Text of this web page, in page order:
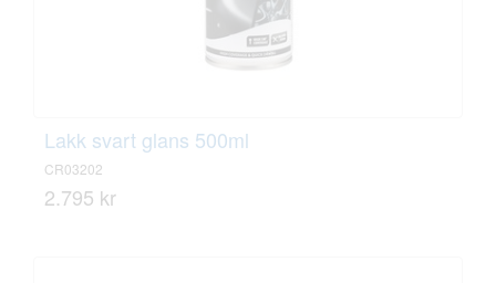
Lakk svart glans 500ml
CR03202
2.795 kr